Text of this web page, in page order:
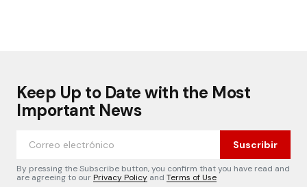
Keep Up to Date with the Most
Important News
Suscribir
By pressing the Subscribe button, you confirm that you have read and
are agreeing to ourPrivacy Policy and Terms of Use